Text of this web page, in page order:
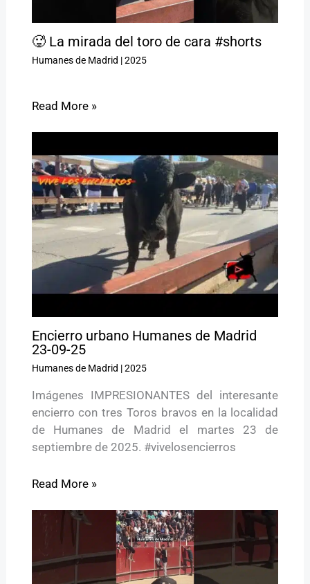
🥵 La mirada del toro de cara #shorts
Humanes de Madrid |2025
Read More »
Encierro urbano Humanes de Madrid
23-09-25
Humanes de Madrid |2025
Imágenes IMPRESIONANTES del interesante
encierro con tres Toros bravos en la localidad
de Humanes de Madrid el martes 23 de
septiembre de 2025. #vivelosencierros
Read More »